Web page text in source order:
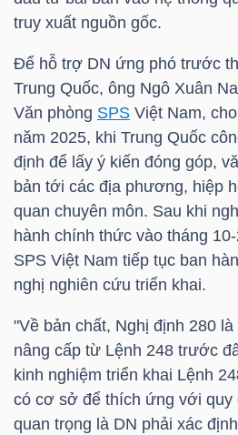
truy xuất nguồn gốc.
Để hỗ trợ DN ứng phó trước
Trung Quốc, ông Ngô Xuân
Văn phòng SPS Việt Nam,
năm 2025, khi Trung Quốc
định để lấy ý kiến đóng góp,
bản tới các địa phương, hiệp
quan chuyên môn. Sau khi
hành chính thức vào tháng
SPS Việt Nam tiếp tục ban
nghị nghiên cứu triển khai.
"Về bản chất, Nghị định 280
nâng cấp từ Lệnh 248 trước
kinh nghiệm triển khai Lệnh
có cơ sở để thích ứng với quy
quan trọng là DN phải xác
YẾU
TIÊU
DÙNG
THIẾT
YẾU
SÓC
SỨC
KHỎE